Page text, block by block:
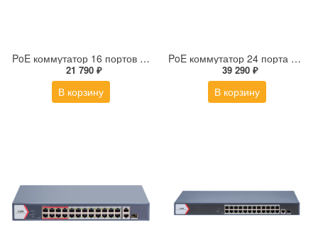
PoE коммутатор 16 портов F-SW-EU418POE-V/L
21 790 ₽
В корзину
PoE коммутатор 24 порта F-SW-EM426POE-VM
39 290 ₽
В корзину